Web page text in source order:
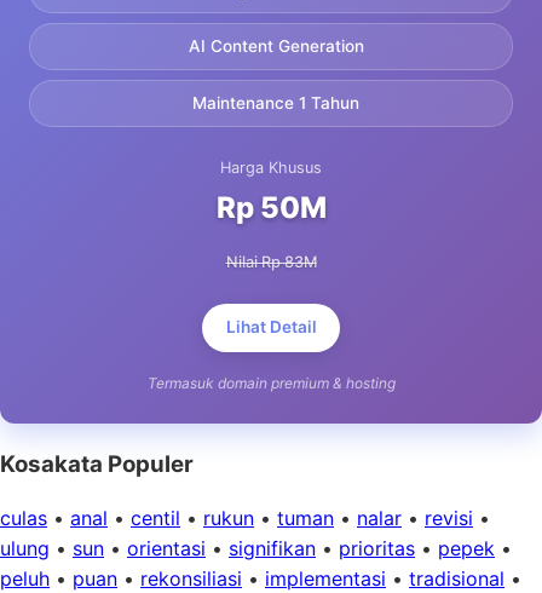
AI Content Generation
Maintenance 1 Tahun
Harga Khusus
Rp 50M
Nilai Rp 83M
Lihat Detail
Termasuk domain premium & hosting
Kosakata Populer
culas • anal • centil • rukun • tuman • nalar • revisi •
ulung • sun • orientasi • signifikan • prioritas • pepek •
peluh • puan • rekonsiliasi • implementasi • tradisional •